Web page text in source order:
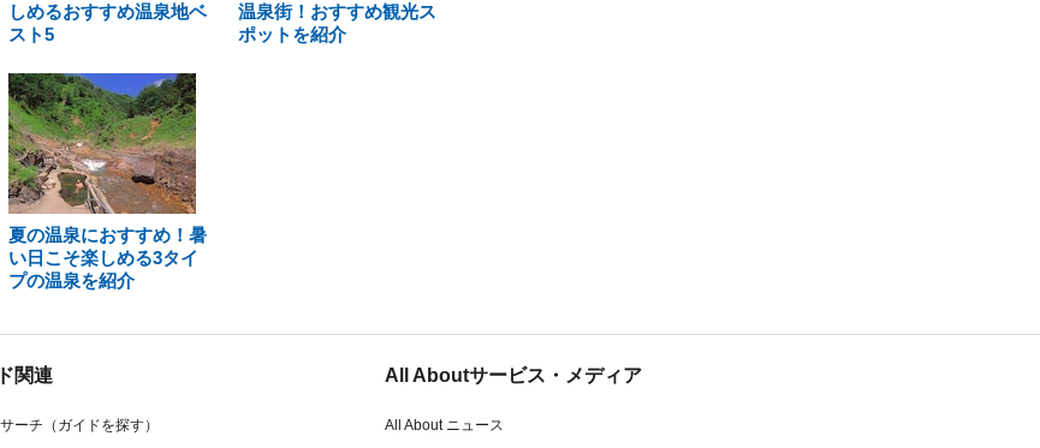
しめるおすすめ温泉地ベ
スト5
温泉街！おすすめ観光ス
ポットを紹介
夏の温泉におすすめ！暑
い日こそ楽しめる3タイ
プの温泉を紹介
関連
ーチ（ガイドを探す）
All Aboutサービス・メディア
All About ニュース